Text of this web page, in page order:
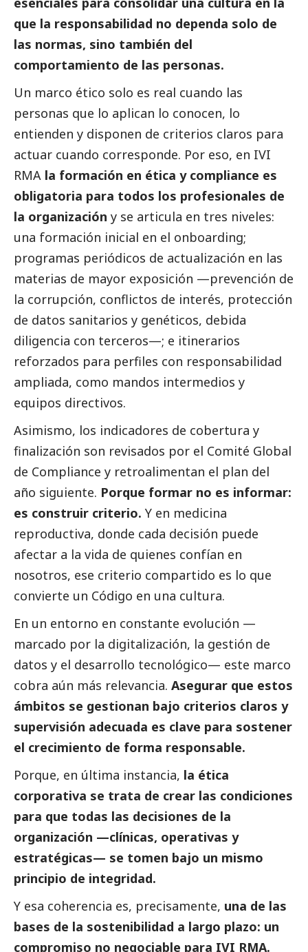
que la responsabilidad no dependa solo de
las normas, sino también del
comportamiento de las personas.
Un marco ético solo es real cuando las
personas que lo aplican lo conocen, lo
entienden y disponen de criterios claros para
actuar cuando corresponde. Por eso, en IVI
RMA la formación en ética y compliance es
obligatoria para todos los profesionales de
la organización y se articula en tres niveles:
una formación inicial en el onboarding;
programas periódicos de actualización en las
materias de mayor exposición —prevención de
la corrupción, conflictos de interés, protección
de datos sanitarios y genéticos, debida
diligencia con terceros—; e itinerarios
reforzados para perfiles con responsabilidad
ampliada, como mandos intermedios y
equipos directivos.
Asimismo, los indicadores de cobertura y
finalización son revisados por el Comité Global
de Compliance y retroalimentan el plan del
año siguiente. Porque formar no es informar:
es construir criterio. Y en medicina
reproductiva, donde cada decisión puede
afectar a la vida de quienes confían en
nosotros, ese criterio compartido es lo que
convierte un Código en una cultura.
En un entorno en constante evolución —
marcado por la digitalización, la gestión de
datos y el desarrollo tecnológico— este marco
cobra aún más relevancia. Asegurar que estos
ámbitos se gestionan bajo criterios claros y
supervisión adecuada es clave para sostener
el crecimiento de forma responsable.
Porque, en última instancia, la ética
corporativa se trata de crear las condiciones
para que todas las decisiones de la
organización —clínicas, operativas y
estratégicas— se tomen bajo un mismo
principio de integridad.
Y esa coherencia es, precisamente, una de las
bases de la sostenibilidad a largo plazo: un
compromiso no negociable para IVI RMA.